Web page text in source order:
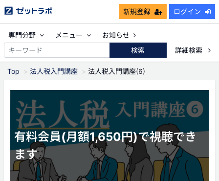
新規登録 ログイン
専門分野 メニュー
お知らせ
検索
詳細検索
Top 法人税入門講座 法人税入門講座(6)
有料会員(月額1,650円)で視聴でき
ます